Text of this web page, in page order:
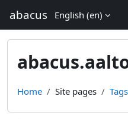
abacus English ‎(en)‎
Home Site pages Tags